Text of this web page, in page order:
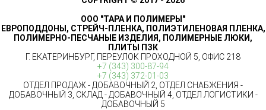
ООО "ТАРА И ПОЛИМЕРЫ"
ЕВРОПОДДОНЫ, СТРЕЙЧ-ПЛЕНКА, ПОЛИЭТИЛЕНОВАЯ ПЛЕНКА,
ПОЛИМЕРНО-ПЕСЧАНЫЕ ИЗДЕЛИЯ, ПОЛИМЕРНЫЕ ЛЮКИ,
ПЛИТЫ ПЗК
Г. ЕКАТЕРИНБУРГ, ПЕРЕУЛОК ПРОХОДНОЙ 5, ОФИС 218
+7 (343) 300-87-94
+7 (343) 372-01-03
ОТДЕЛ ПРОДАЖ - ДОБАВОЧНЫЙ 2, ОТДЕЛ СНАБЖЕНИЯ -
ДОБАВОЧНЫЙ 3, СКЛАД - ДОБАВОЧНЫЙ 4, ОТДЕЛ ЛОГИСТИКИ -
ДОБАВОЧНЫЙ 5